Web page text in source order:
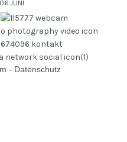
06.JUNI
- Datenschutz